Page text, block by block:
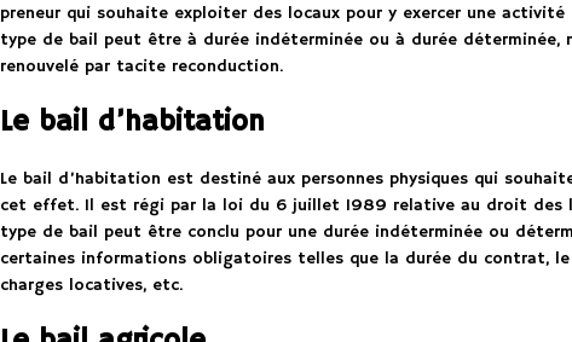
preneur qui souhaite exploiter des locaux pour y exercer une activité
type de bail peut être à durée indéterminée ou à durée déterminée,
renouvelé par tacite reconduction.
Le bail d’habitation
Le bail d’habitation est destiné aux personnes physiques qui
cet effet. Il est régi par la loi du 6 juillet 1989 relative au droit des
type de bail peut être conclu pour une durée indéterminée ou
certaines informations obligatoires telles que la durée du contrat,
charges locatives, etc.